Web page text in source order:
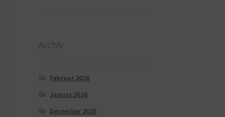
Archiv
Februar 2026
Januar 2026
Dezember 2025